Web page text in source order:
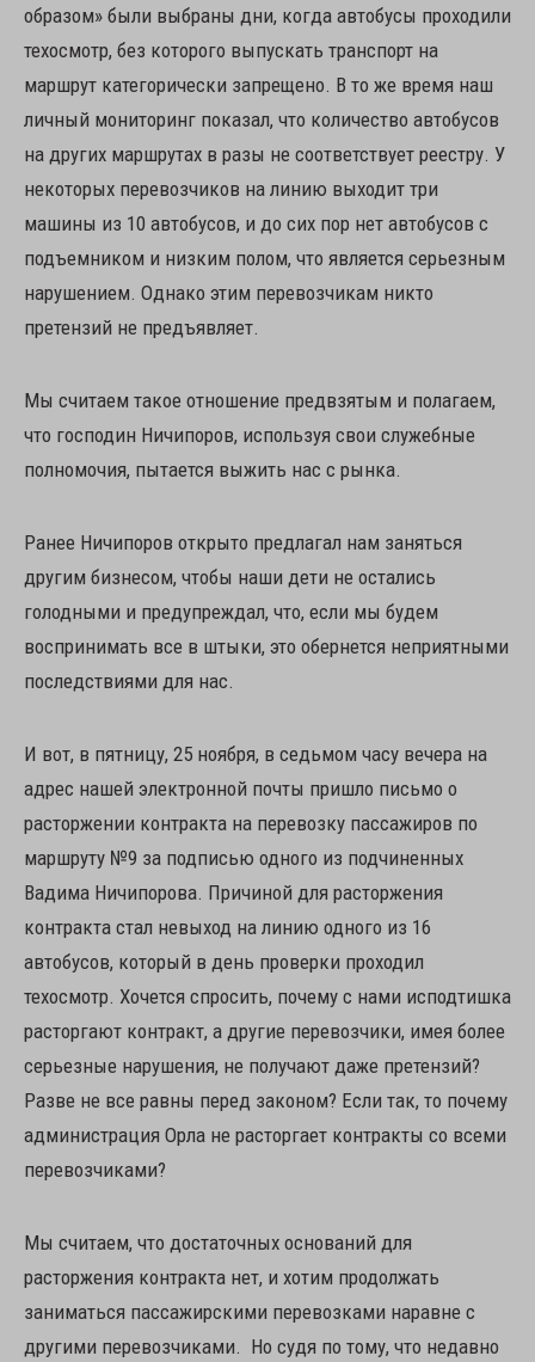
образом» были выбраны дни, когда автобусы проходили
техосмотр, без которого выпускать транспорт на
маршрут категорически запрещено. В то же время наш
личный мониторинг показал, что количество автобусов
на других маршрутах в разы не соответствует реестру. У
некоторых перевозчиков на линию выходит три
машины из 10 автобусов, и до сих пор нет автобусов с
подъемником и низким полом, что является серьезным
нарушением. Однако этим перевозчикам никто
претензий не предъявляет.
Мы считаем такое отношение предвзятым и полагаем,
что господин Ничипоров, используя свои служебные
полномочия, пытается выжить нас с рынка.
Ранее Ничипоров открыто предлагал нам заняться
другим бизнесом, чтобы наши дети не остались
голодными и предупреждал, что, если мы будем
воспринимать все в штыки, это обернется неприятными
последствиями для нас.
И вот, в пятницу, 25 ноября, в седьмом часу вечера на
адрес нашей электронной почты пришло письмо о
расторжении контракта на перевозку пассажиров по
маршруту №9 за подписью одного из подчиненных
Вадима Ничипорова. Причиной для расторжения
контракта стал невыход на линию одного из 16
автобусов, который в день проверки проходил
техосмотр. Хочется спросить, почему с нами исподтишка
расторгают контракт, а другие перевозчики, имея более
серьезные нарушения, не получают даже претензий?
Разве не все равны перед законом? Если так, то почему
администрация Орла не расторгает контракты со всеми
перевозчиками?
Мы считаем, что достаточных оснований для
расторжения контракта нет, и хотим продолжать
заниматься пассажирскими перевозками наравне с
другими перевозчиками. Но судя по тому, что недавно